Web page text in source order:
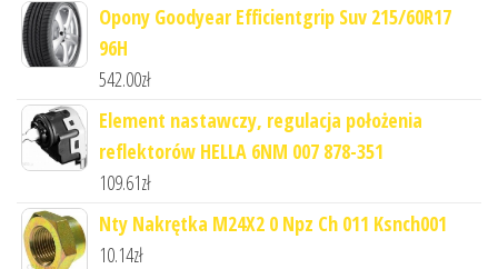
Opony Goodyear Efficientgrip Suv 215/60R17
96H
542.00zł
Element nastawczy, regulacja położenia
reflektorów HELLA 6NM 007 878-351
109.61zł
Nty Nakrętka M24X2 0 Npz Ch 011 Ksnch001
10.14zł